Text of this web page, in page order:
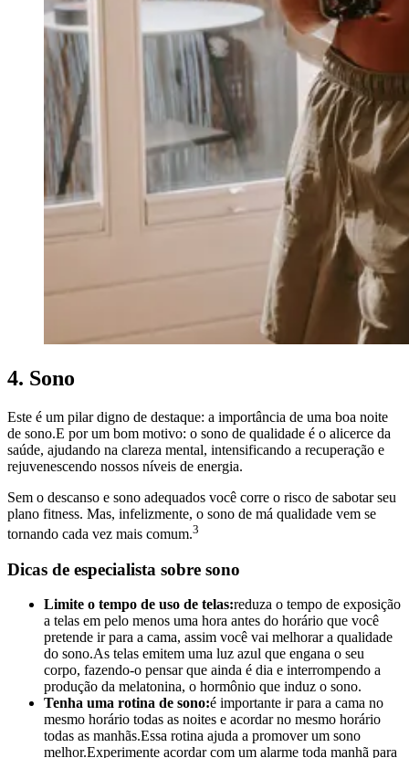
4. Sono
Este é um pilar digno de destaque: a importância de uma boa noite
de sono.E por um bom motivo: o sono de qualidade é o alicerce da
saúde, ajudando na clareza mental, intensificando a recuperação e
rejuvenescendo nossos níveis de energia.
Sem o descanso e sono adequados você corre o risco de sabotar seu
plano fitness. Mas, infelizmente, o sono de má qualidade vem se
tornando cada vez mais comum.3
Dicas de especialista sobre sono
Limite o tempo de uso de telas:reduza o tempo de exposição
a telas em pelo menos uma hora antes do horário que você
pretende ir para a cama, assim você vai melhorar a qualidade
do sono.As telas emitem uma luz azul que engana o seu
corpo, fazendo-o pensar que ainda é dia e interrompendo a
produção da melatonina, o hormônio que induz o sono.
Tenha uma rotina de sono:é importante ir para a cama no
mesmo horário todas as noites e acordar no mesmo horário
todas as manhãs.Essa rotina ajuda a promover um sono
melhor.Experimente acordar com um alarme toda manhã para